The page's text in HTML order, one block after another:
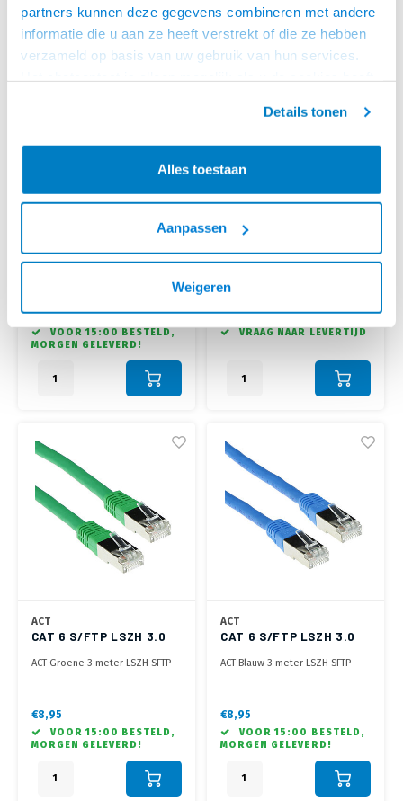
partners kunnen deze gegevens combineren met andere
informatie die u aan ze heeft verstrekt of die ze hebben
verzameld op basis van uw gebruik van hun services.
Details tonen
Alles toestaan
Aanpassen
Weigeren
CAT 6 S/FTP LSZH 2.0
METER ROOD
ACT Rode 2 meter LSZH SFTP
€6,95
VOOR 15:00 BESTELD,
MORGEN GELEVERD!
ACT
CAT 6 S/FTP LSZH 2.0
METER GRIJS
ACT Grijze 2 meter LSZH SFTP
connectoren
€6,95
VRAAG NAAR LEVERTIJD
ACT
CAT 6 S/FTP LSZH 3.0
ACT Groene 3 meter LSZH SFTP
€8,95
VOOR 15:00 BESTELD,
MORGEN GELEVERD!
ACT
CAT 6 S/FTP LSZH 3.0
ACT Blauw 3 meter LSZH SFTP
€8,95
VOOR 15:00 BESTELD,
MORGEN GELEVERD!